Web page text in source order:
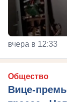
вчера в 12:33
Общество
Вице-